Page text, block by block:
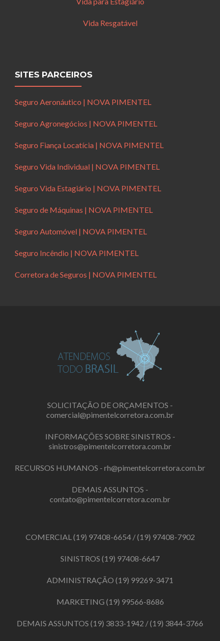
Vida Resgatável
SITES PARCEIROS
Seguro Aeronáutico | NOVA PIMENTEL
Seguro Agronegócios | NOVA PIMENTEL
Seguro Fiança Locatícia | NOVA PIMENTEL
Seguro Vida Individual | NOVA PIMENTEL
Seguro Vida Estagiário | NOVA PIMENTEL
Seguro de Máquinas | NOVA PIMENTEL
Seguro Automóvel | NOVA PIMENTEL
Seguro Incêndio | NOVA PIMENTEL
Corretora de Seguros | NOVA PIMENTEL
SOLICITAÇÃO DE ORÇAMENTOS -
comercial@pimentelcorretora.com.br
INFORMAÇÕES SOBRE SINISTROS -
sinistros@pimentelcorretora.com.br
RECURSOS HUMANOS - rh@pimentelcorretora.com.br
DEMAIS ASSUNTOS -
contato@pimentelcorretora.com.br
COMERCIAL(19) 97408-6654/(19) 97408-7902
SINISTROS (19) 97408-6647
ADMINISTRAÇÃO (19) 99269-3471
MARKETING (19) 99566-8686
DEMAIS ASSUNTOS (19) 3833-1942 /(19) 3844-3766